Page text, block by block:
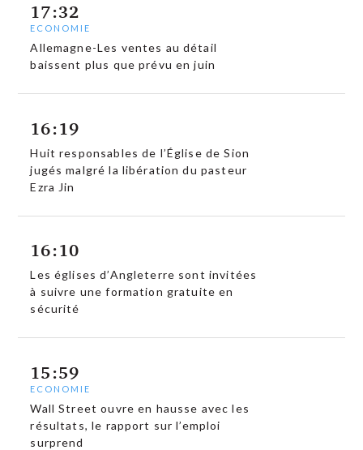
17:32
ECONOMIE
Allemagne-Les ventes au détail
baissent plus que prévu en juin
16:19
Huit responsables de l’Église de Sion
jugés malgré la libération du pasteur
Ezra Jin
16:10
Les églises d’Angleterre sont invitées
à suivre une formation gratuite en
sécurité
15:59
ECONOMIE
Wall Street ouvre en hausse avec les
résultats, le rapport sur l’emploi
surprend